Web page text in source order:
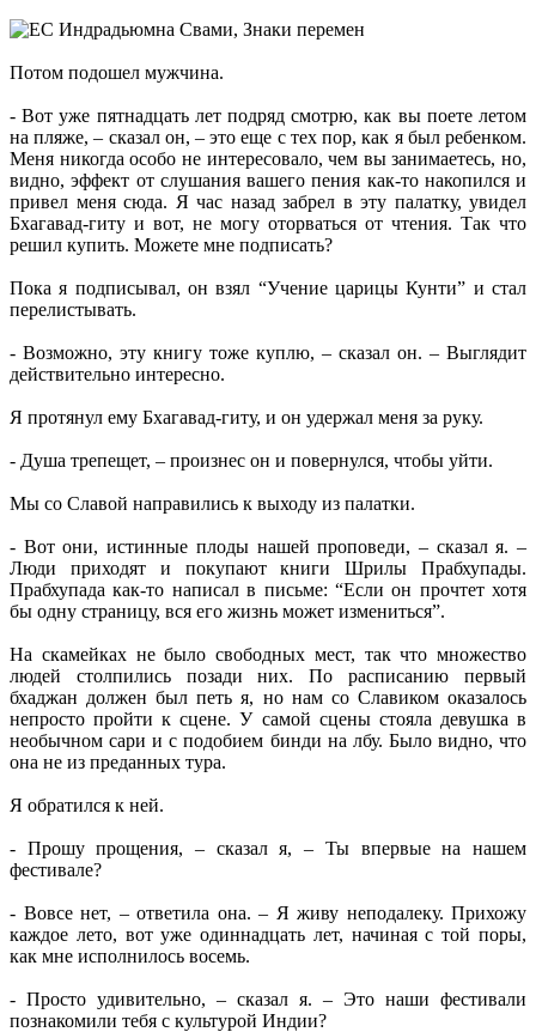
Потом подошел мужчина.
- Вот уже пятнадцать лет подряд смотрю, как вы поете летом
на пляже, – сказал он, – это еще с тех пор, как я был ребенком.
Меня никогда особо не интересовало, чем вы занимаетесь, но,
видно, эффект от слушания вашего пения как-то накопился и
привел меня сюда. Я час назад забрел в эту палатку, увидел
Бхагавад-гиту и вот, не могу оторваться от чтения. Так что
решил купить. Можете мне подписать?
Пока я подписывал, он взял “Учение царицы Кунти” и стал
перелистывать.
- Возможно, эту книгу тоже куплю, – сказал он. – Выглядит
действительно интересно.
Я протянул ему Бхагавад-гиту, и он удержал меня за руку.
- Душа трепещет, – произнес он и повернулся, чтобы уйти.
Мы со Славой направились к выходу из палатки.
- Вот они, истинные плоды нашей проповеди, – сказал я. –
Люди приходят и покупают книги Шрилы Прабхупады.
Прабхупада как-то написал в письме: “Если он прочтет хотя
бы одну страницу, вся его жизнь может измениться”.
На скамейках не было свободных мест, так что множество
людей столпились позади них. По расписанию первый
бхаджан должен был петь я, но нам со Славиком оказалось
непросто пройти к сцене. У самой сцены стояла девушка в
необычном сари и с подобием бинди на лбу. Было видно, что
она не из преданных тура.
Я обратился к ней.
- Прошу прощения, – сказал я, – Ты впервые на нашем
фестивале?
- Вовсе нет, – ответила она. – Я живу неподалеку. Прихожу
каждое лето, вот уже одиннадцать лет, начиная с той поры,
как мне исполнилось восемь.
- Просто удивительно, – сказал я. – Это наши фестивали
познакомили тебя с культурой Индии?